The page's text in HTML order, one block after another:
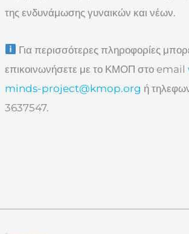
της ενδυνάμωσης γυναικών και νέων.
Για περισσότερες πληροφορίες
επικοινωνήσετε με το ΚΜΟΠ στο email
minds-project@kmop.org ή
3637547.